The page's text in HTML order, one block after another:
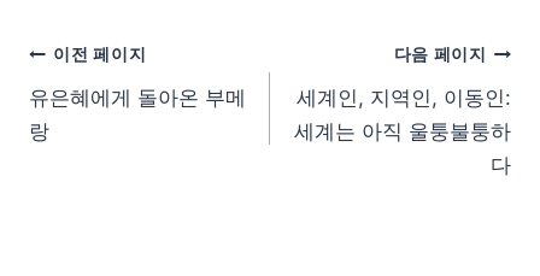
이전 페이지
유은혜에게 돌아온 부메
랑
다음 페이지
세계인, 지역인, 이동인:
세계는 아직 울퉁불퉁하
다